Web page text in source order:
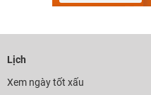
Lịch
Xem ngày tốt xấu